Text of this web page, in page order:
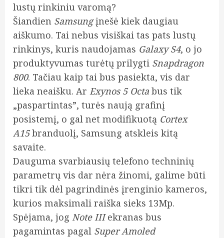
lustų rinkiniu varomą?
Šiandien Samsungįnešė kiek daugiau
aiškumo. Tai nebus visiškai tas pats lustų
rinkinys, kuris naudojamas Galaxy S4, o jo
produktyvumas turėtų prilygti Snapdragon
800. Tačiau kaip tai bus pasiekta, vis dar
lieka neaišku. Ar Exynos 5 Octa bus tik
„paspartintas”, turės naują grafinį
posistemį, o gal net modifikuotą Cortex
A15branduolį, Samsung atskleis kitą
savaite.
Dauguma svarbiausių telefono techninių
parametrų vis dar nėra žinomi, galime būti
tikri tik dėl pagrindinės įrenginio kameros,
kurios maksimali raiška sieks 13Mp.
Spėjama, jog Note IIIekranas bus
pagamintas pagal Super Amoled